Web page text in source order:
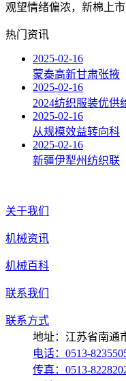
观望情绪偏浓，新棉上
热门资讯
2025-02-16
蒙泰高新甘肃张掖
2025-02-16
2024纺织服装优供
2025-02-16
从规模效益转向科
2025-02-16
新疆伊犁州纺织联
关于我们
机械资讯
机械百科
联系我们
联系方式
地址：江苏省南通
电话：0513-
传真：0513-